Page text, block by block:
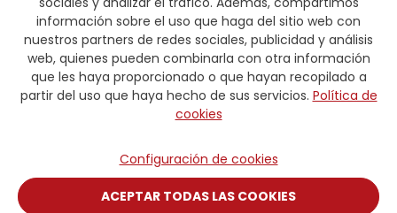
información sobre el uso que haga del sitio web con
nuestros partners de redes sociales, publicidad y análisis
web, quienes pueden combinarla con otra información
que les haya proporcionado o que hayan recopilado a
partir del uso que haya hecho de sus servicios. Política de
cookies
Configuración de cookies
ACEPTAR TODAS LAS COOKIES
Descargas
Lista de precios y folletos de productos
Certificados
Tablas de prensado
Formularios de hidráulica
Contacto
Contacto